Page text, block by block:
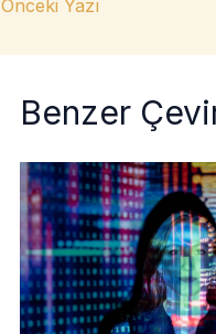
Önceki Yazı
Benzer